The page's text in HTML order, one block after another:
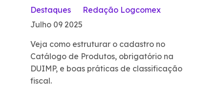
Destaques
Redação Logcomex
Julho 09 2025
Veja como estruturar o cadastro no
Catálogo de Produtos, obrigatório na
DUIMP, e boas práticas de classificação
fiscal.